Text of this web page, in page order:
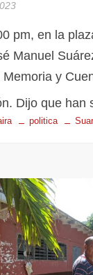
pm, en la
Manuel
Memoria y
Dijo que han
politica